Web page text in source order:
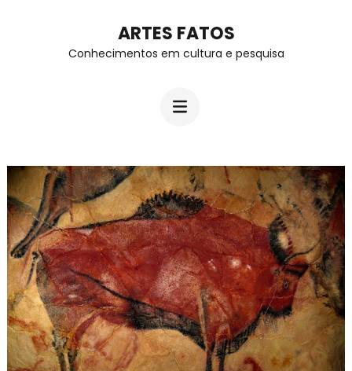
ARTES FATOS
Conhecimentos em cultura e pesquisa